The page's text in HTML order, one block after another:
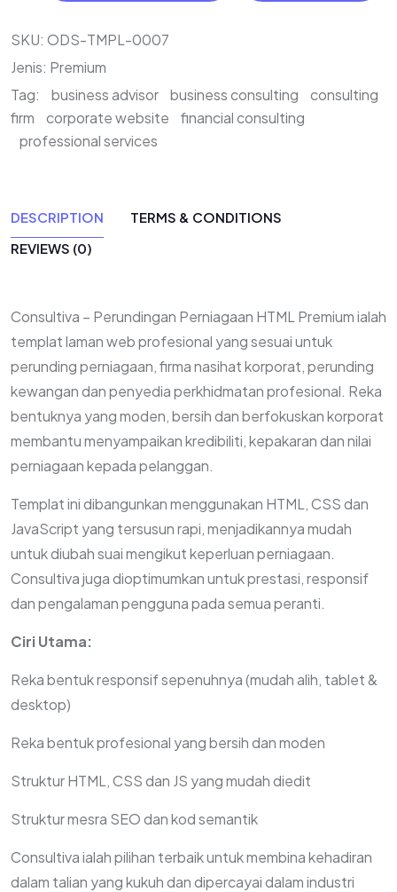
SKU: ODS-TMPL-0007
Jenis: Premium
Tag:
business advisor business consulting
consulting
firm
corporate website
financial consulting
professional services
DESCRIPTION
TERMS & CONDITIONS
REVIEWS (0)
Consultiva – Perundingan Perniagaan HTML Premium ialah
templat laman web profesional yang sesuai untuk
perunding perniagaan, firma nasihat korporat, perunding
kewangan dan penyedia perkhidmatan profesional. Reka
bentuknya yang moden, bersih dan berfokuskan korporat
membantu menyampaikan kredibiliti, kepakaran dan nilai
perniagaan kepada pelanggan.
Templat ini dibangunkan menggunakan HTML, CSS dan
JavaScript yang tersusun rapi, menjadikannya mudah
untuk diubah suai mengikut keperluan perniagaan.
Consultiva juga dioptimumkan untuk prestasi, responsif
dan pengalaman pengguna pada semua peranti.
Ciri Utama:
Reka bentuk responsif sepenuhnya (mudah alih, tablet &
desktop)
Reka bentuk profesional yang bersih dan moden
Struktur HTML, CSS dan JS yang mudah diedit
Struktur mesra SEO dan kod semantik
Consultiva ialah pilihan terbaik untuk membina kehadiran
dalam talian yang kukuh dan dipercayai dalam industri